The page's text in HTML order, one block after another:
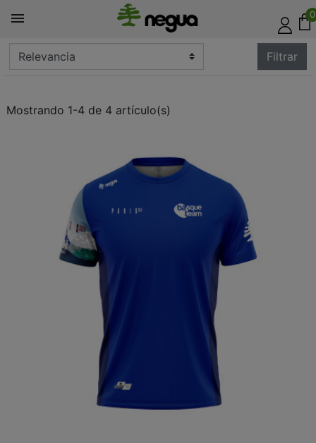
 0
Filtrar
Mostrando 1-4 de 4 artículo(s)